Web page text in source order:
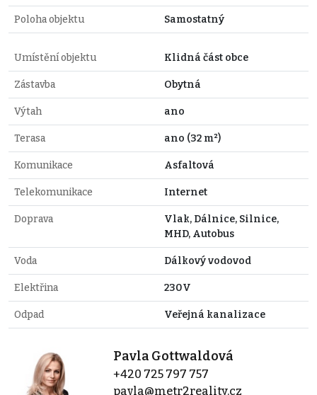
Poloha objektu Samostatný
Umístění objektu Klidná část obce
Zástavba Obytná
Výtah ano
Terasa ano (32 m²)
Komunikace Asfaltová
Telekomunikace Internet
Doprava
Vlak, Dálnice, Silnice,
MHD, Autobus
Voda Dálkový vodovod
Elektřina 230V
Odpad Veřejná kanalizace
Pavla Gottwaldová
+420 725 797 757
pavla@metr2reality.cz